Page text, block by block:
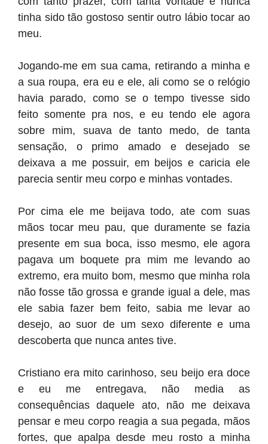
tinha sido tão gostoso sentir outro lábio tocar ao
meu.
Jogando-me em sua cama, retirando a minha e
a sua roupa, era eu e ele, ali como se o relógio
havia parado, como se o tempo tivesse sido
feito somente pra nos, e eu tendo ele agora
sobre mim, suava de tanto medo, de tanta
sensação, o primo amado e desejado se
deixava a me possuir, em beijos e caricia ele
parecia sentir meu corpo e minhas vontades.
Por cima ele me beijava todo, ate com suas
mãos tocar meu pau, que duramente se fazia
presente em sua boca, isso mesmo, ele agora
pagava um boquete pra mim me levando ao
extremo, era muito bom, mesmo que minha rola
não fosse tão grossa e grande igual a dele, mas
ele sabia fazer bem feito, sabia me levar ao
desejo, ao suor de um sexo diferente e uma
descoberta que nunca antes tive.
Cristiano era mito carinhoso, seu beijo era doce
e eu me entregava, não media as
consequências daquele ato, não me deixava
pensar e meu corpo reagia a sua pegada, mãos
fortes, que apalpa desde meu rosto a minha